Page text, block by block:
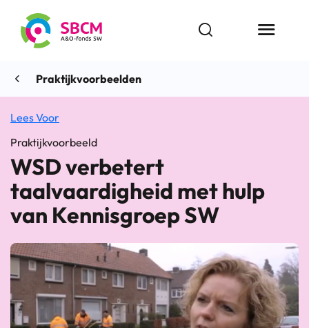
inhoud
Open zoekbalk
Menu
Praktijkvoorbeelden
Lees Voor
Praktijkvoorbeeld
WSD verbetert
taalvaardigheid met hulp
van Kennisgroep SW